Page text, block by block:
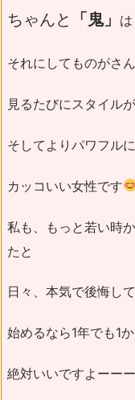
ちゃんと 「鬼」 は
それにしてものがさ
見るたびにスタイル
そしてよりパワフル
カッコいい女性です
私も、もっと若い時
たと
日々、本気で後悔し
始めるなら1年でも1
絶対いいですよーーー